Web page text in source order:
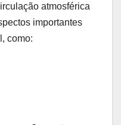
atmosférica
importantes
como: